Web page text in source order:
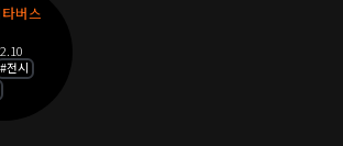
버스
#전시